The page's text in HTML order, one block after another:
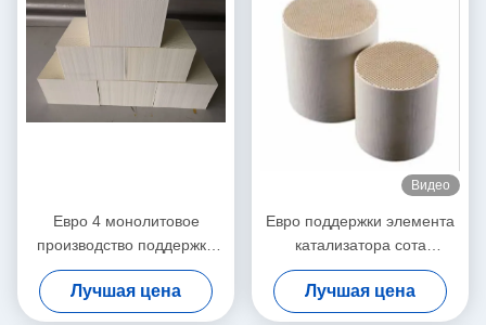
Евро 4 монолитовое
производство поддержки
субстрата катализатора
сота 5 6
Лучшая цена
Видео
Евро поддержки элемента
катализатора сота
кордиерита евро II 2 6
корабля бензина
Лучшая цена